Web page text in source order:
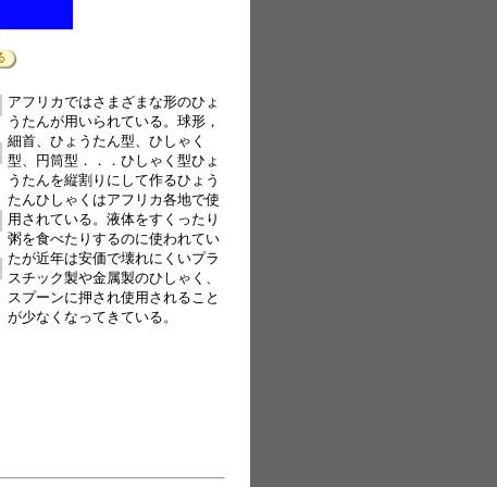
アフリカではさまざまな形のひょ
うたんが用いられている。球形，
細首、ひょうたん型、ひしゃく
型、円筒型．．．ひしゃく型ひょ
うたんを縦割りにして作るひょう
たんひしゃくはアフリカ各地で使
用されている。液体をすくったり
粥を食べたりするのに使われてい
たが近年は安価で壊れにくいプラ
スチック製や金属製のひしゃく、
スプーンに押され使用されること
が少なくなってきている。